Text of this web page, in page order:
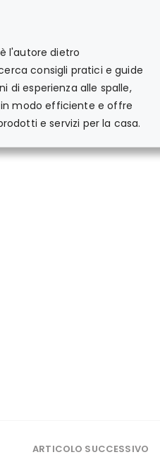
l'autore dietro
consigli pratici e guide
di esperienza alle spalle,
in modo efficiente e offre
e servizi per la casa.
ARTICOLO SUCCESSIVO